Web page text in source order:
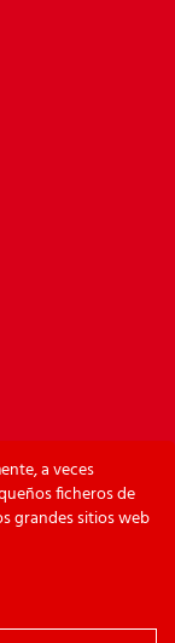
a veces
ficheros de
grandes sitios web